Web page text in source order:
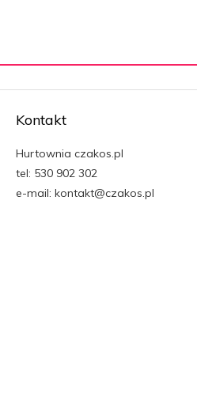
Kontakt
Hurtownia czakos.pl
tel: 530 902 302
e-mail: kontakt@czakos.pl